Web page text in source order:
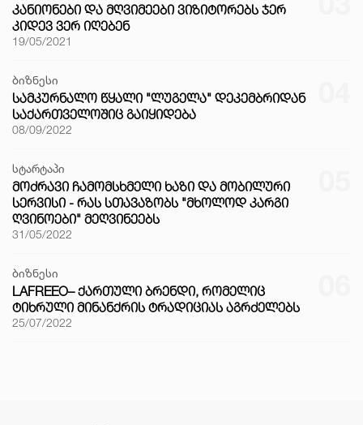
ᲙᲐᲜᲘᲝᲜᲔᲑᲘ ᲓᲐ ᲛᲦᲕᲘᲛᲔᲔᲑᲘ ᲕᲘᲖᲘᲢᲝᲠᲔᲑᲡ ᲯᲔᲠ
ᲙᲘᲓᲔᲕ ᲕᲔᲠ ᲘᲦᲔᲑᲔᲜ
19/05/2021
ბიზნესი
ᲡᲐᲛᲙᲣᲠᲜᲐᲚᲝ ᲬᲧᲐᲚᲘ "ᲚᲣᲒᲔᲚᲐ" ᲓᲔᲙᲔᲛᲑᲠᲘᲓᲐᲜ
ᲡᲐᲥᲐᲠᲗᲕᲔᲚᲝᲨᲘᲪ ᲒᲐᲘᲧᲘᲓᲔᲑᲐ
08/09/2022
სტარტაპი
ᲛᲝᲫᲠᲐᲕᲘ ᲩᲐᲛᲝᲛᲡᲮᲛᲔᲚᲘ ᲮᲐᲖᲘ ᲓᲐ ᲛᲝᲑᲘᲚᲣᲠᲘ
ᲡᲔᲠᲕᲘᲡᲘ - ᲠᲐᲡ ᲡᲗᲐᲕᲐᲖᲝᲑᲡ "ᲛᲮᲝᲚᲝᲓ ᲙᲐᲠᲒᲘ
ᲦᲕᲘᲜᲝᲔᲑᲘ" ᲛᲔᲦᲕᲘᲜᲔᲔᲑᲡ
31/05/2022
ბიზნესი
LAFREEO– ᲥᲐᲠᲗᲣᲚᲘ ᲑᲠᲔᲜᲓᲘ, ᲠᲝᲛᲔᲚᲘᲪ
ᲢᲘᲮᲠᲣᲚᲘ ᲛᲘᲜᲐᲜᲥᲠᲘᲡ ᲢᲠᲐᲓᲘᲪᲘᲐᲡ ᲐᲒᲠᲫᲔᲚᲔᲑᲡ
25/07/2022